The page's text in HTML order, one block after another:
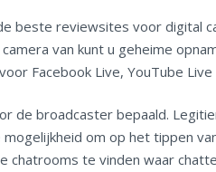
beste reviewsites voor digital
van kunt u geheime
Facebook Live, YouTube
de broadcaster bepaald.
om op het tippen
chatrooms te vinden waar